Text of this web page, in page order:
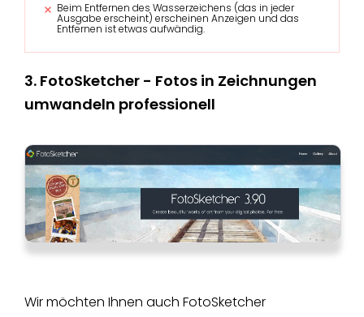
Beim Entfernen des Wasserzeichens (das in jeder
Ausgabe erscheint) erscheinen Anzeigen und das
Entfernen ist etwas aufwändig.
3. FotoSketcher - Fotos in Zeichnungen
umwandeln professionell
Wir möchten Ihnen auch FotoSketcher